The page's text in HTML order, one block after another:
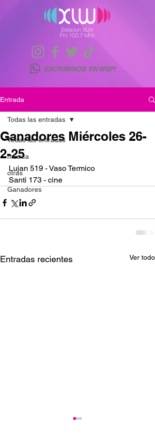
ESCRIBINOS EN WSP!
Entrada
Todas las entradas
musica
otras
Ganadores
Todas las entradas
Ganadores Miércoles 26-
2-25
Lujan 519 - Vaso Termico
Santi 173 - cine
Entradas recientes Ver todo